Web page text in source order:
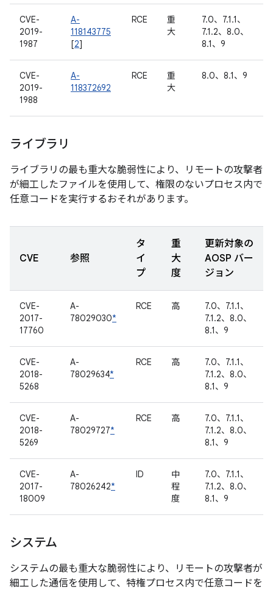
CVE-
2019-
1987
A-
118143775
[2]
RCE
重
大
7.0、7.1.1、
7.1.2、8.0、
8.1、9
CVE-
2019-
1988
A-
118372692
RCE
重
大
8.0、8.1、9
ライブラリ
ライブラリの最も重大な脆弱性により、リモートの攻撃者
が細工したファイルを使用して、権限のないプロセス内で
任意コードを実行するおそれがあります。
CVE 参照
タ
イ
プ
重
大
度
更新対象の
AOSP バー
ジョン
CVE-
2017-
17760
A-
78029030*
RCE 高
7.0、7.1.1、
7.1.2、8.0、
8.1、9
CVE-
2018-
5268
A-
78029634*
RCE 高
7.0、7.1.1、
7.1.2、8.0、
8.1、9
CVE-
2018-
5269
A-
78029727*
RCE 高
7.0、7.1.1、
7.1.2、8.0、
8.1、9
CVE-
2017-
18009
A-
78026242*
ID
中
程
度
7.0、7.1.1、
7.1.2、8.0、
8.1、9
システム
システムの最も重大な脆弱性により、リモートの攻撃者が
細工した通信を使用して、特権プロセス内で任意コードを